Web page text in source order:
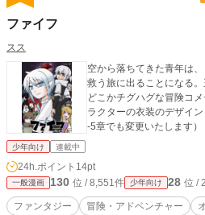
ファイフ
スス
空から落ちてきた青年は
救う旅に出ることになる
どこかチグハグな冒険コ
ラクターの衣装のデザイ
-5章でも変更いたします）
少年向け 連載中
24h.ポイント 14pt
一般漫画 130 位 / 8,551件 少年向け 28 位 /
ファンタジー 冒険・アドベンチャー